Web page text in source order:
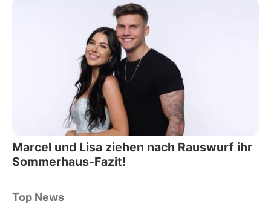
Marcel und Lisa ziehen nach Rauswurf ihr
Sommerhaus-Fazit!
Top News